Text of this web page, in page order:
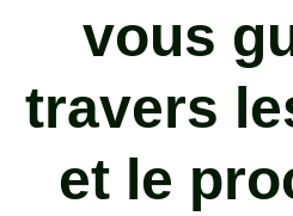
vous
travers
et le